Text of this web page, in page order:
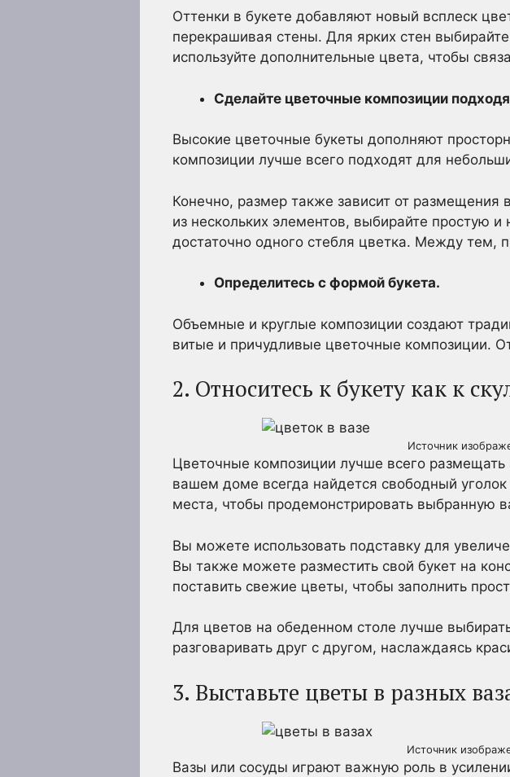
Оттенки в букете добавляют новый всплеск
перекрашивая стены. Для ярких стен
используйте дополнительные цвета, чтобы
Сделайте цветочные композиции
Высокие цветочные букеты дополняют
композиции лучше всего подходят для
Конечно, размер также зависит от размещения
из нескольких элементов, выбирайте простую
достаточно одного стебля цветка. Между тем,
Определитесь с формой букета.
Объемные и круглые композиции создают
витые и причудливые цветочные композиции.
2. Относитесь к букету как к
Источник
Цветочные композиции лучше всего
вашем доме всегда найдется свободный
места, чтобы продемонстрировать выбранную
Вы можете использовать подставку для
Вы также можете разместить свой букет на
поставить свежие цветы, чтобы заполнить
Для цветов на обеденном столе лучше
разговаривать друг с другом, наслаждаясь
3. Выставьте цветы в разных
Источник
Вазы или сосуды играют важную роль в